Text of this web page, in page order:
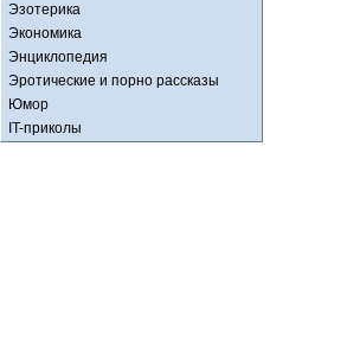
Эзотерика
Экономика
Энциклопедия
Эротические и порно рассказы
Юмор
IT-приколы